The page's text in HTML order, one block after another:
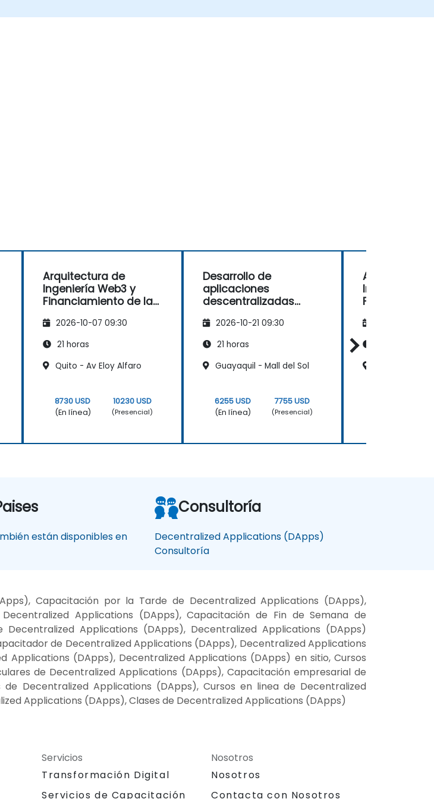
Arquitectura de
Ingeniería Web3 y
Financiamiento de la
2026-10-07 09:30
21 horas
Quito - Av Eloy Alfaro
8730 USD
(En línea)
10230 USD
(Presencial)
Desarrollo de
aplicaciones
descentralizadas
Coinbase X402
2026-10-21 09:30
21 horas
Guayaquil - Mall del Sol
6255 USD
(En línea)
7755 USD
(Presencial)
Arquitectura
Ingeniería
están disponibles en
Consultoría
Decentralized Applications (DApps)
Consultoría
Capacitación por la Tarde de Decentralized Applications (DApps),
Applications (DApps), Capacitación de Fin de Semana de
Applications (DApps), Decentralized Applications (DApps)
de Decentralized Applications (DApps), Decentralized Applications
(DApps), Decentralized Applications (DApps) en sitio, Cursos
de Decentralized Applications (DApps), Capacitación empresarial de
Decentralized Applications (DApps), Cursos en linea de Decentralized
Applications (DApps), Clases de Decentralized Applications (DApps)
Servicios
Transformación Digital
Servicios de Capacitación
Nosotros
Nosotros
Contacta con Nosotros